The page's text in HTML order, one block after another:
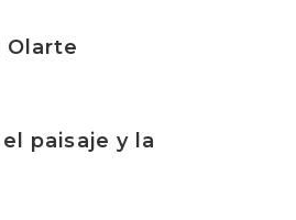
Olarte
paisaje y la